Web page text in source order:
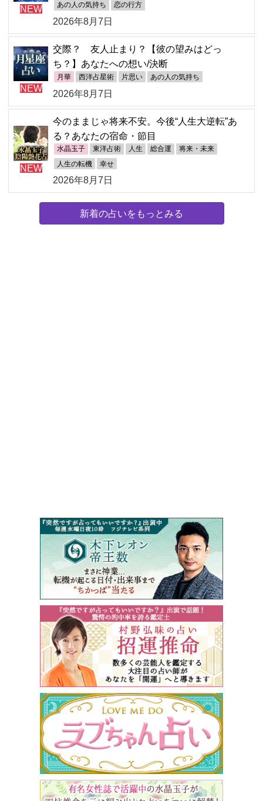
NEW あの人の気持ち 恋の行方
2026年8月7日
NEW
交際？ 友人止まり？【彼の望みはどっ
ち？】あなたへの想い/決断
月華 西洋占星術 片思い あの人の気持ち
2026年8月7日
NEW
今のままじゃ将来不安。今後“人生大逆転”あ
る？あなたの宿命・節目
水晶玉子 東洋占術 人生 総合運 将来・未来
人生の転機 幸せ
2026年8月7日
新着の占いをもっとみる